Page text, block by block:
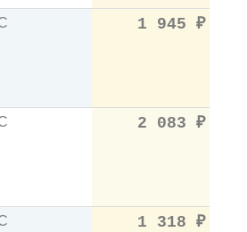
1 945 ₽
2 083 ₽
1 318 ₽